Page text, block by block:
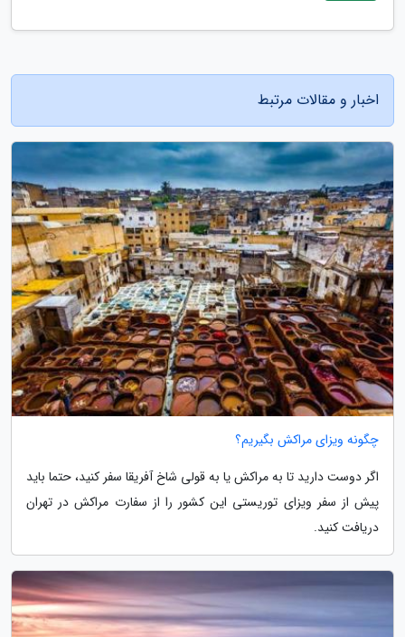
اخبار و مقالات مرتبط
چگونه ویزای مراکش بگیریم؟
اگر دوست دارید تا به مراکش یا به قولی شاخ آفریقا سفر کنید، حتما باید
پیش از سفر ویزای توریستی این کشور را از سفارت مراکش در تهران
دریافت کنید.